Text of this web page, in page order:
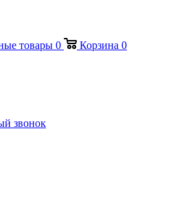
товары 0 Корзина 0
звонок